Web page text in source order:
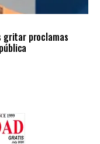
gritar proclamas